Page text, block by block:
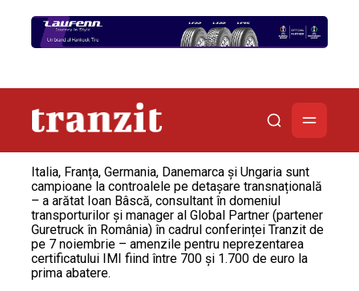
Italia, Franța, Germania, Danemarca și Ungaria sunt
campioane la controalele pe detașare transnațională
– a arătat Ioan Bâscă, consultant în domeniul
transporturilor și manager al Global Partner (partener
Guretruck în România) în cadrul conferinței Tranzit de
pe 7 noiembrie – amenzile pentru neprezentarea
certificatului IMI fiind între 700 și 1.700 de euro la
prima abatere.